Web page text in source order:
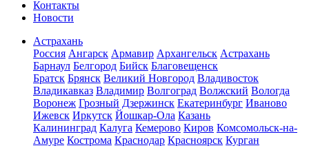
Контакты
Новости
Астрахань
Россия Ангарск Армавир Архангельск Астрахань
Барнаул Белгород Бийск Благовещенск
Братск Брянск Великий Новгород Владивосток
Владикавказ Владимир Волгоград Волжский Вологда
Воронеж Грозный Дзержинск Екатеринбург Иваново
Ижевск Иркутск Йошкар-Ола Казань
Калининград Калуга Кемерово Киров Комсомольск-на-
Амуре Кострома Краснодар Красноярск Курган